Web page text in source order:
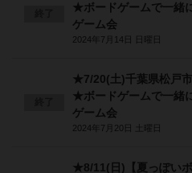
★ボードゲームで一緒
ゲーム会
2024年7月14日 日曜日
★7/20(土)千葉県松戸
★ボードゲームで一緒
ゲーム会
2024年7月20日 土曜日
★8/11(日)【夏っぽい